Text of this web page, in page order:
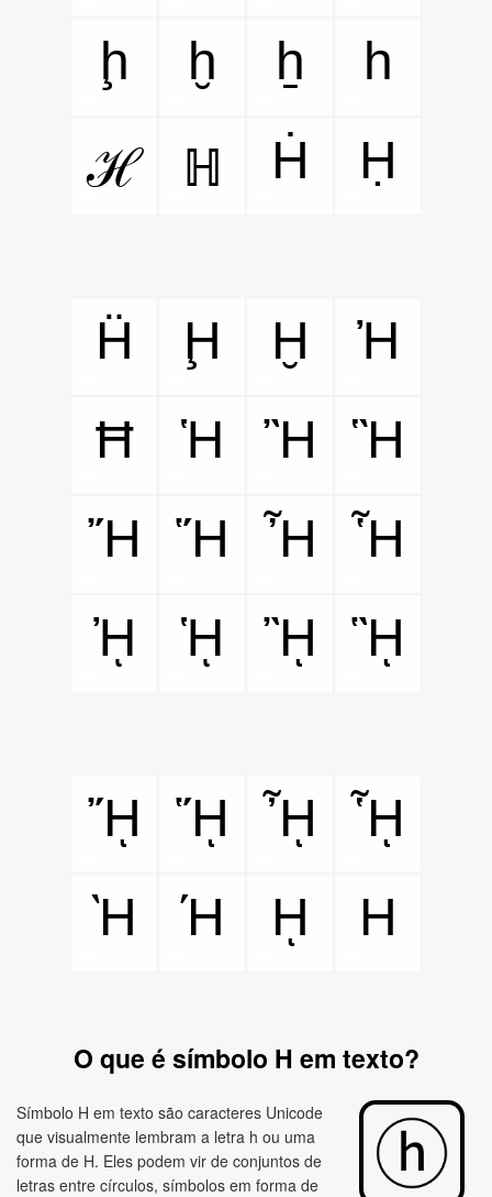
ḩ
ḫ ẖ
h
ℋ
ℍ Ḣ Ḥ
Ḧ Ḩ Ḫ
Ἠ
Ħ
Ἡ Ἢ
Ἣ
Ἤ
Ἥ Ἦ
Ἧ
ᾘ
ᾙ ᾚ ᾛ
ᾜ ᾝ ᾞ
ᾟ
Ὴ
Ή ῌ H
O que é símbolo H em texto?
Símbolo H em texto são caracteres Unicode
que visualmente lembram a letra h ou uma
forma de H. Eles podem vir de conjuntos de
letras entre círculos, símbolos em forma de